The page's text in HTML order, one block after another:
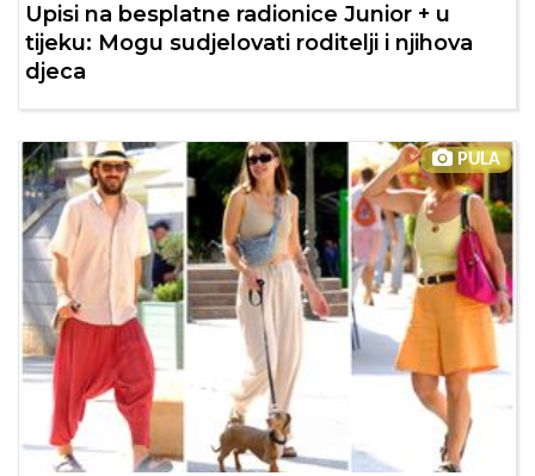
Upisi na besplatne radionice Junior + u
tijeku: Mogu sudjelovati roditelji i njihova
djeca
PULA